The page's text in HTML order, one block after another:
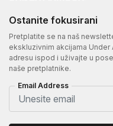
Ostanite fokusirani
Pretplatite se na naš
ekskluzivnim akcijama
adresu ispod i uživajte u
naše pretplatnike.
Email Address